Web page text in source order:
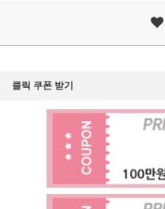
클릭 쿠폰 받기